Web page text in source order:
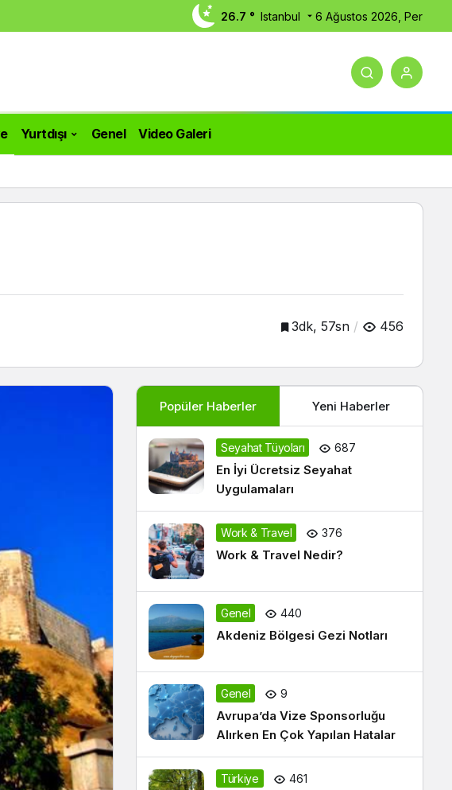
26.7 ° Istanbul 6 Ağustos 2026, Per
Yurtdışı Genel Video Galeri
3dk, 57sn 456
Popüler Haberler Yeni Haberler
Seyahat Tüyoları 687
En İyi Ücretsiz Seyahat
Uygulamaları
Work & Travel 376
Work & Travel Nedir?
Genel 440
Akdeniz Bölgesi Gezi Notları
Genel 9
Avrupa’da Vize Sponsorluğu
Alırken En Çok Yapılan Hatalar
Türkiye 461